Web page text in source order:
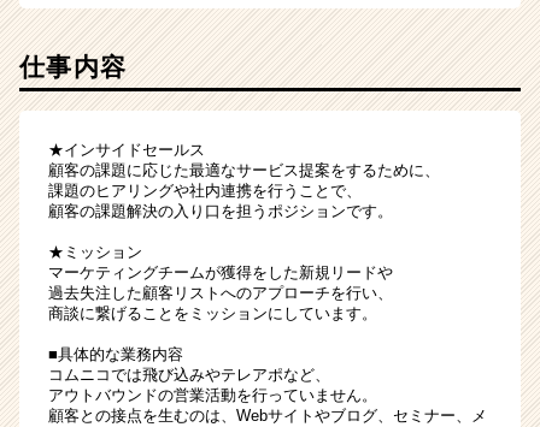
仕事内容
★インサイドセールス
顧客の課題に応じた最適なサービス提案をするために、
課題のヒアリングや社内連携を行うことで、
顧客の課題解決の入り口を担うポジションです。
★ミッション
マーケティングチームが獲得をした新規リードや
過去失注した顧客リストへのアプローチを行い、
商談に繋げることをミッションにしています。
■具体的な業務内容
コムニコでは飛び込みやテレアポなど、
アウトバウンドの営業活動を行っていません。
顧客との接点を生むのは、Webサイトやブログ、セミナー、メ